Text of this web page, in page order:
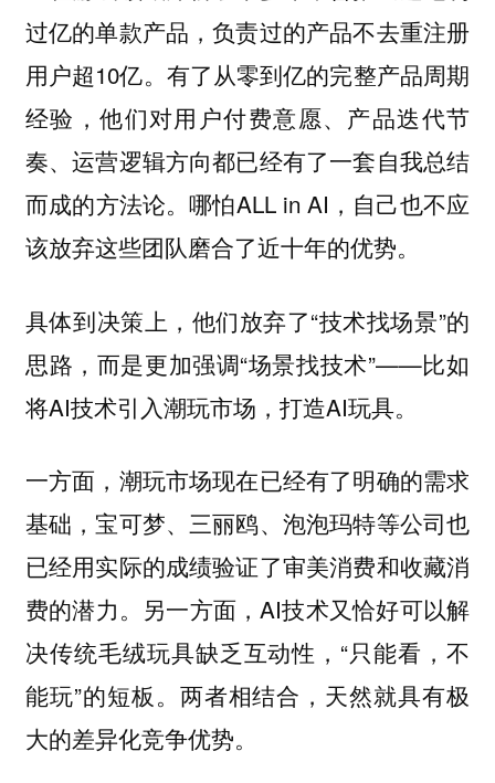
过亿的单款产品，负责过的产品不去重注册
用户超10亿。有了从零到亿的完整产品周期
经验，他们对用户付费意愿、产品迭代节
奏、运营逻辑方向都已经有了一套自我总结
而成的方法论。哪怕ALL in AI，自己也不应
该放弃这些团队磨合了近十年的优势。
具体到决策上，他们放弃了“技术找场景”的
思路，而是更加强调“场景找技术”——比如
将AI技术引入潮玩市场，打造AI玩具。
一方面，潮玩市场现在已经有了明确的需求
基础，宝可梦、三丽鸥、泡泡玛特等公司也
已经用实际的成绩验证了审美消费和收藏消
费的潜力。另一方面，AI技术又恰好可以解
决传统毛绒玩具缺乏互动性，“只能看，不
能玩”的短板。两者相结合，天然就具有极
大的差异化竞争优势。